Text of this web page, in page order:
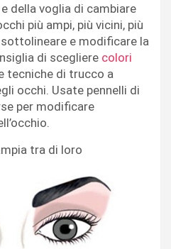
della voglia di cambiare
più ampi, più vicini, più
e modificare la
di scegliere colori
tecniche di trucco a
occhi. Usate pennelli di
per modificare
tra di loro